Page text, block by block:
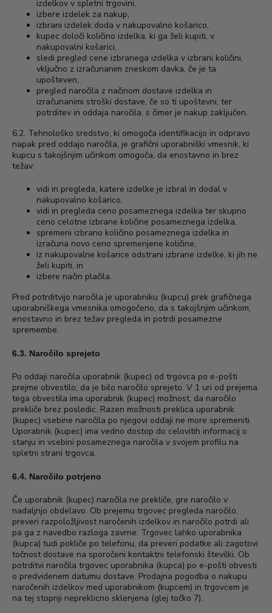
izdelkov v spletni trgovini,
izbere izdelek za nakup,
izbrani izdelek doda v nakupovalno košarico,
kupec določi količino izdelka, ki ga želi kupiti, v
nakupovalni košarici,
sledi pregled cene izbranega izdelka v izbrani količini,
vključno z izračunanim zneskom davka, če je ta
upošteven,
pregled naročila z načinom dostave izdelka in
izračunanimi stroški dostave, če so ti upoštevni, ter
potrditev in oddaja naročila, s čimer je nakup zaključen.
6.2. Tehnološko sredstvo, ki omogoča identifikacijo in odpravo
napak pred oddajo naročila, je grafični uporabniški vmesnik, ki
kupcu s takojšnjim učinkom omogoča, da enostavno in brez
težav:
vidi in pregleda, katere izdelke je izbral in dodal v
nakupovalno košarico,
vidi in pregleda ceno posameznega izdelka ter skupno
ceno celotne izbrane količine posameznega izdelka,
spremeni izbrano količino posameznega izdelka in
izračuna novo ceno spremenjene količine,
iz nakupovalne košarice odstrani izbrane izdelke, ki jih ne
želi kupiti, in
izbere način plačila.
Pred potrditvijo naročila je uporabniku (kupcu) prek grafičnega
uporabniškega vmesnika omogočeno, da s takojšnjim učinkom,
enostavno in brez težav pregleda in potrdi posamezne
spremembe.
6.3. Naročilo sprejeto
Po oddaji naročila uporabnik (kupec) od trgovca po e-pošti
prejme obvestilo, da je bilo naročilo sprejeto. V 1 uri od prejema
tega obvestila ima uporabnik (kupec) možnost, da naročilo
prekliče brez posledic. Razen možnosti preklica uporabnik
(kupec) vsebine naročila po njegovi oddaji ne more spremeniti.
Uporabnik (kupec) ima vedno dostop do celovitih informacij o
stanju in vsebini posameznega naročila v svojem profilu na
spletni strani trgovca.
6.4. Naročilo potrjeno
Če uporabnik (kupec) naročila ne prekliče, gre naročilo v
nadaljnjo obdelavo. Ob prejemu trgovec pregleda naročilo,
preveri razpoložljivost naročenih izdelkov in naročilo potrdi ali
pa ga z navedbo razloga zavrne. Trgovec lahko uporabnika
(kupca) tudi pokliče po telefonu, da preveri podatke ali zagotovi
točnost dostave na sporočeni kontaktni telefonski številki. Ob
potrditvi naročila trgovec uporabnika (kupca) po e-pošti obvesti
o predvidenem datumu dostave. Prodajna pogodba o nakupu
naročenih izdelkov med uporabnikom (kupcem) in trgovcem je
na tej stopnji nepreklicno sklenjena (glej točko 7).